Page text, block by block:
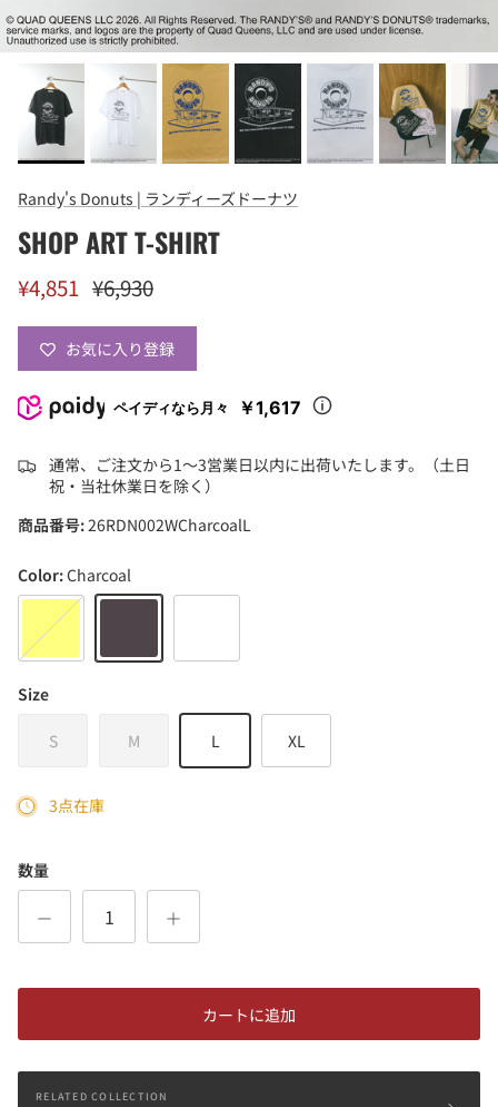
Randy's Donuts | ランディーズドーナツ
SHOP ART T-SHIRT
¥4,851 ¥6,930
お気に入り登録
ペイディなら月々 ￥1,617
通常、ご注文から1〜3営業日以内に出荷いたします。（土日
祝・当社休業日を除く）
商品番号:26RDN002WCharcoalL
Color:Charcoal
Yellow
Charcoal White
Size
S M L XL
3点在庫
数量
カートに追加
RELATED COLLECTION